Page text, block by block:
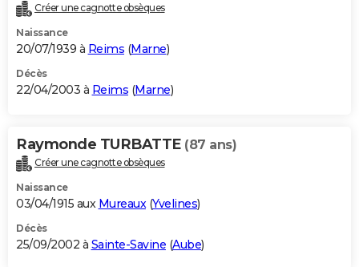
Créer une cagnotte obsèques
Naissance
20/07/1939 à Reims (Marne)
Décès
22/04/2003 à Reims (Marne)
Raymonde TURBATTE (87 ans)
Créer une cagnotte obsèques
Naissance
03/04/1915 aux Mureaux(Yvelines)
Décès
25/09/2002 à Sainte-Savine (Aube)